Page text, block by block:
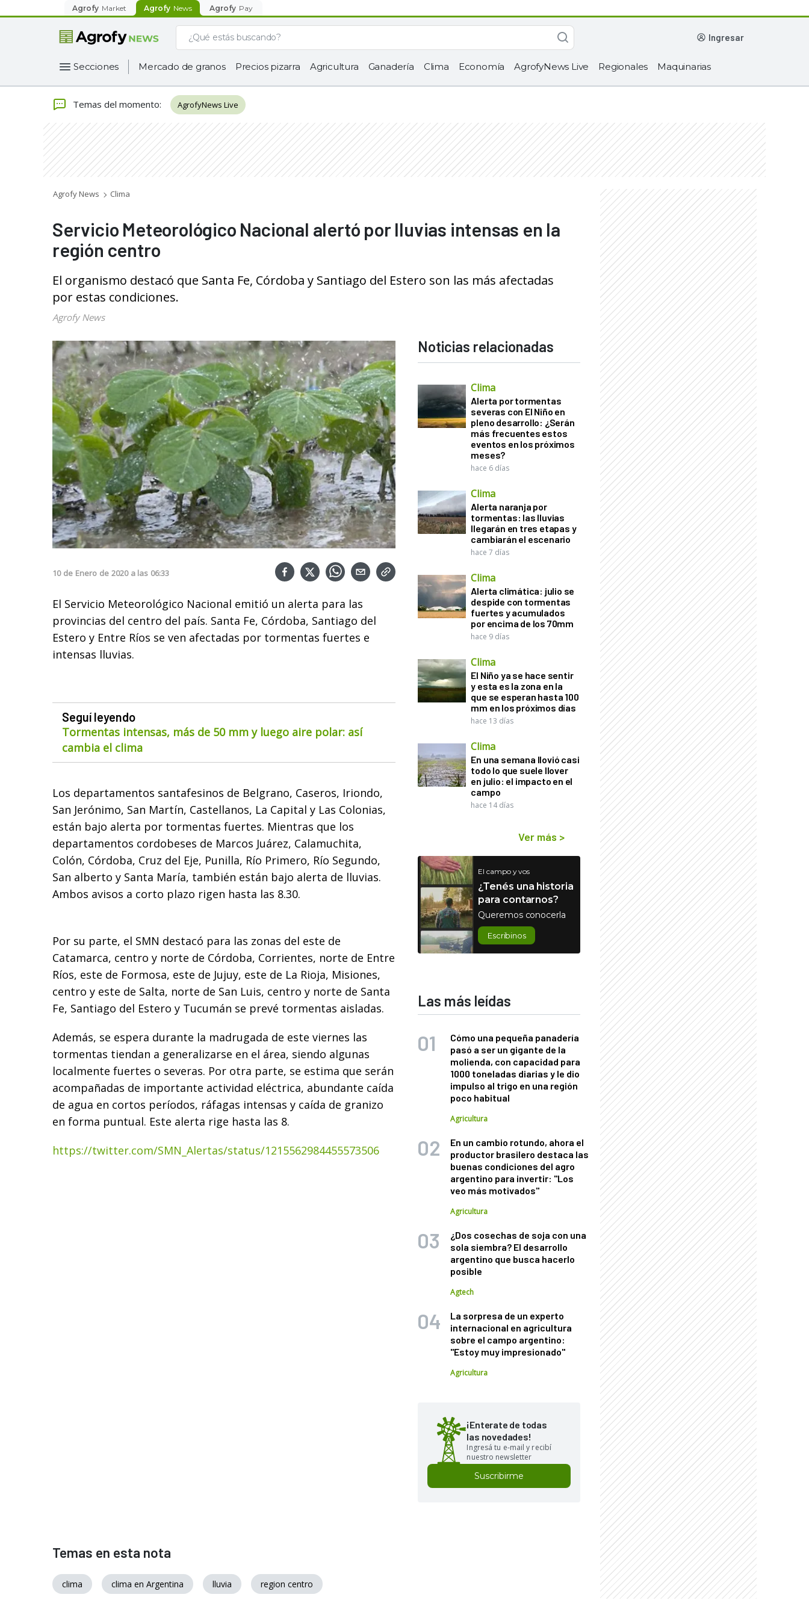
Agrofy Market Agrofy News Agrofy Pay
ingresar
Secciones Mercado de granos Precios pizarra Agricultura Ganadería Clima Economía AgrofyNews Live Regionales Maquinarias
Temas del momento: AgrofyNews Live
Agrofy News Clima
Servicio Meteorológico Nacional alertó por lluvias intensas en la
región centro
El organismo destacó que Santa Fe, Córdoba y Santiago del Estero son las más afectadas
por estas condiciones.
Agrofy News
10 de Enero de 2020 a las 06:33
El Servicio Meteorológico Nacional emitió un alerta para las
provincias del centro del país. Santa Fe, Córdoba, Santiago del
Estero y Entre Ríos se ven afectadas por tormentas fuertes e
intensas lluvias.
Seguí leyendo
Tormentas intensas, más de 50 mm y luego aire polar: así
cambia el clima
Los departamentos santafesinos de Belgrano, Caseros, Iriondo,
San Jerónimo, San Martín, Castellanos, La Capital y Las Colonias,
están bajo alerta por tormentas fuertes. Mientras que los
departamentos cordobeses de Marcos Juárez, Calamuchita,
Colón, Córdoba, Cruz del Eje, Punilla, Río Primero, Río Segundo,
San alberto y Santa María, también están bajo alerta de lluvias.
Ambos avisos a corto plazo rigen hasta las 8.30.
Por su parte, el SMN destacó para las zonas del este de
Catamarca, centro y norte de Córdoba, Corrientes, norte de Entre
Ríos, este de Formosa, este de Jujuy, este de La Rioja, Misiones,
centro y este de Salta, norte de San Luis, centro y norte de Santa
Fe, Santiago del Estero y Tucumán se prevé tormentas aisladas.
Además, se espera durante la madrugada de este viernes las
tormentas tiendan a generalizarse en el área, siendo algunas
localmente fuertes o severas. Por otra parte, se estima que serán
acompañadas de importante actividad eléctrica, abundante caída
de agua en cortos períodos, ráfagas intensas y caída de granizo
en forma puntual. Este alerta rige hasta las 8.
https://twitter.com/SMN_Alertas/status/1215562984455573506
Noticias relacionadas
Clima
Alerta por tormentas
severas con El Niño en
pleno desarrollo: ¿Serán
más frecuentes estos
eventos en los próximos
meses?
hace 6 días
Clima
Alerta naranja por
tormentas: las lluvias
llegarán en tres etapas y
cambiarán el escenario
hace 7 días
Clima
Alerta climática: julio se
despide con tormentas
fuertes y acumulados
por encima de los 70mm
hace 9 días
Clima
El Niño ya se hace sentir
y esta es la zona en la
que se esperan hasta 100
mm en los próximos días
hace 13 días
Clima
En una semana llovió casi
todo lo que suele llover
en julio: el impacto en el
campo
hace 14 días
Ver más >
El campo y vos
¿Tenés una historia
para contarnos?
Queremos conocerla
Escribinos
Las más leídas
Cómo una pequeña panadería
pasó a ser un gigante de la
molienda, con capacidad para
1000 toneladas diarias y le dio
impulso al trigo en una región
poco habitual
Agricultura
En un cambio rotundo, ahora el
productor brasilero destaca las
buenas condiciones del agro
argentino para invertir: "Los
veo más motivados"
Agricultura
¿Dos cosechas de soja con una
sola siembra? El desarrollo
argentino que busca hacerlo
posible
Agtech
La sorpresa de un experto
internacional en agricultura
sobre el campo argentino:
"Estoy muy impresionado"
Agricultura
¡Enterate de todas
las novedades!
Ingresá tu e-mail y recibí
nuestro newsletter
Suscribirme
Temas en esta nota
clima clima en Argentina lluvia region centro